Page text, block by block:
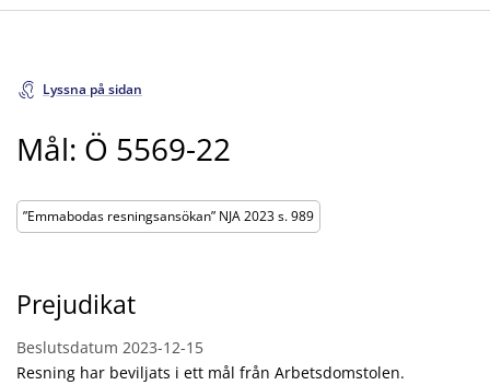
Lyssna på sidan
Mål: Ö 5569-22
”Emmabodas resningsansökan” NJA 2023 s. 989
Prejudikat
Beslutsdatum 2023-12-15
Resning har beviljats i ett mål från Arbetsdomstolen.